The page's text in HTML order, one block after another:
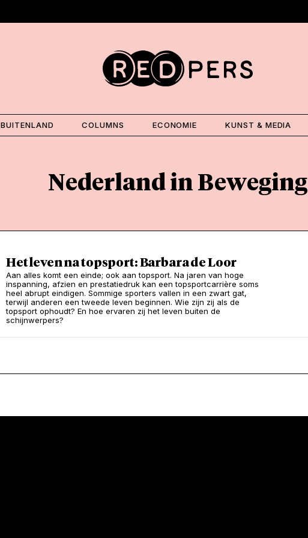
BUITENLAND COLUMNS ECONOMIE KUNST & MEDIA
Nederland in Beweging
Het leven na topsport: Barbara de Loor
Aan alles komt een einde; ook aan topsport. Na jaren van hoge
inspanning, afzien en prestatiedruk kan een topsportcarrière soms
heel abrupt eindigen. Sommige sporters vallen in een zwart gat,
terwijl anderen een tweede leven beginnen. Wie zijn zij als de
topsport ophoudt? En hoe ervaren zij het leven buiten de
schijnwerpers?